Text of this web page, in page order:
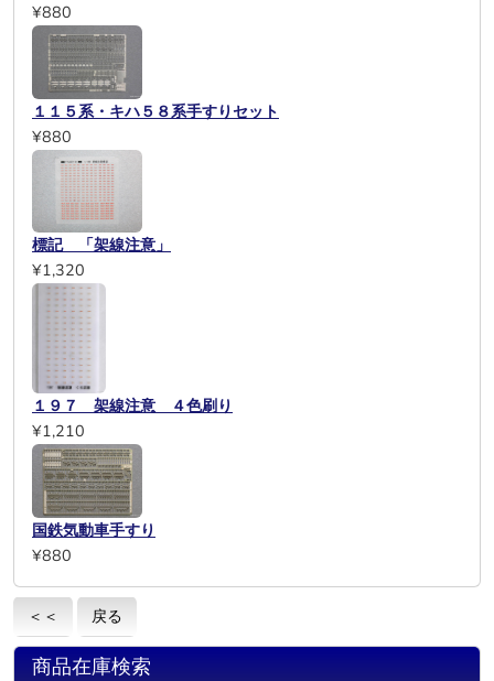
¥880
１１５系・キハ５８系手すりセット
¥880
標記 「架線注意」
¥1,320
１９７ 架線注意 ４色刷り
¥1,210
国鉄気動車手すり
¥880
＜＜ 戻る
商品在庫検索